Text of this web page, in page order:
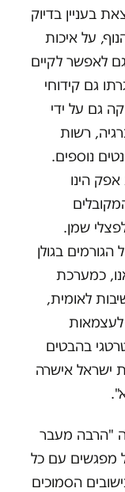
בעניין בדיוק
על איכות
לאפשר לקיים
גם קידוחי
גם על ידי
רשות
נוספים.
הינו
שמן.
בגולן
כמערכת
לאומית,
לעצמאות
בהבטים
ישראל אישרה
"הרבה מעבר
מפגשים עם כל
הסמוכים